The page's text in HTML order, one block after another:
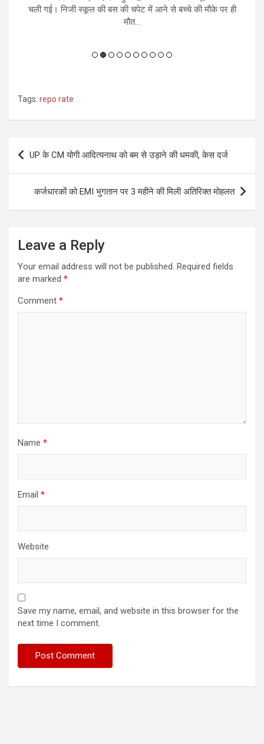
सनसनीखेज मामला सामने आया है। आरोप है कि जाली नोट उपलब्ध
कराने का झांसा देकर आरोपियों...
Tags: repo rate
Post
navigation
UP के CM योगी आदित्यनाथ को बम से उड़ाने की धमकी, केस दर्ज
कर्जधारकों को EMI भुगतान पर 3 महीने की मिली अतिरिक्त मोहलत
Leave a Reply
Your email address will not be published. Required fields
are marked *
Comment *
Name *
Email *
Website
Save my name, email, and website in this browser for the
next time I comment.